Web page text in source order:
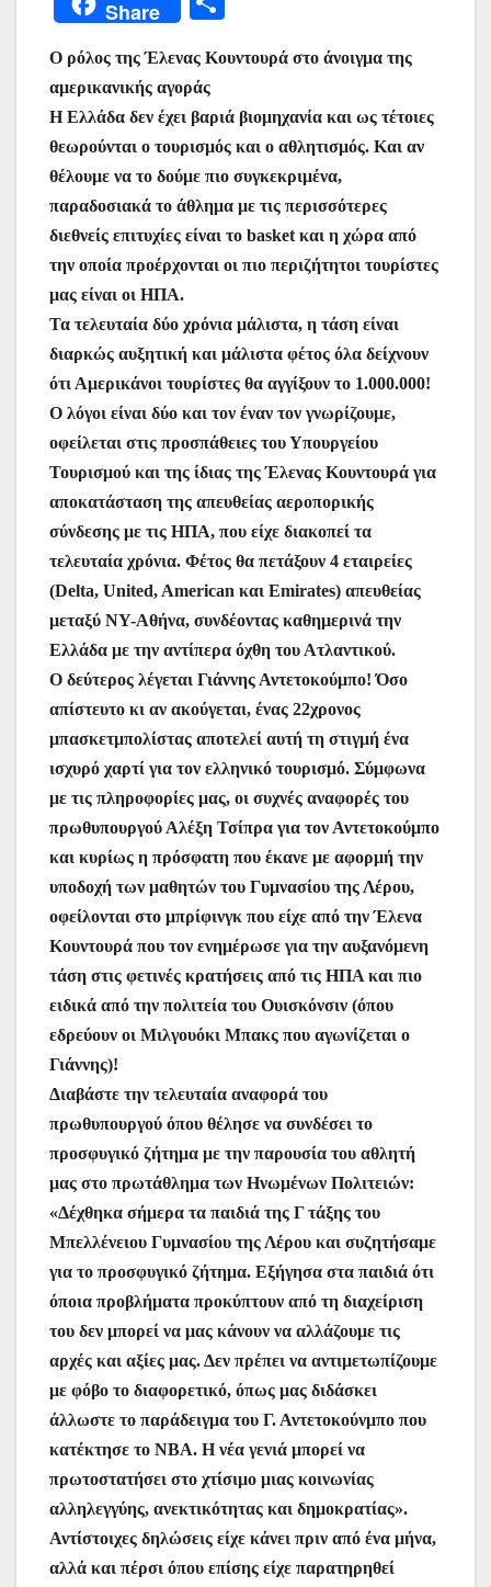
c
e
b
o
o
k
itt
er
at
s
A
p
p
ai
l
e s
e
n
g
er
gr
m
Share
ρ
α
σ
τε
ίτ
ε
Ο ρόλος της Έλενας Κουντουρά στο άνοιγμα της
αμερικανικής αγοράς
Η Ελλάδα δεν έχει βαριά βιομηχανία και ως τέτοιες
θεωρούνται ο τουρισμός και ο αθλητισμός. Και αν
θέλουμε να το δούμε πιο συγκεκριμένα,
παραδοσιακά το άθλημα με τις περισσότερες
διεθνείς επιτυχίες είναι το basket και η χώρα από
την οποία προέρχονται οι πιο περιζήτητοι τουρίστες
μας είναι οι ΗΠΑ.
Τα τελευταία δύο χρόνια μάλιστα, η τάση είναι
διαρκώς αυξητική και μάλιστα φέτος όλα δείχνουν
ότι Αμερικάνοι τουρίστες θα αγγίξουν το 1.000.000!
Ο λόγοι είναι δύο και τον έναν τον γνωρίζουμε,
οφείλεται στις προσπάθειες του Υπουργείου
Τουρισμού και της ίδιας της Έλενας Κουντουρά για
αποκατάσταση της απευθείας αεροπορικής
σύνδεσης με τις ΗΠΑ, που είχε διακοπεί τα
τελευταία χρόνια. Φέτος θα πετάξουν 4 εταιρείες
(Delta, United, American και Emirates) απευθείας
μεταξύ ΝΥ-Αθήνα, συνδέοντας καθημερινά την
Ελλάδα με την αντίπερα όχθη του Ατλαντικού.
Ο δεύτερος λέγεται Γιάννης Αντετοκούμπο! Όσο
απίστευτο κι αν ακούγεται, ένας 22χρονος
μπασκετμπολίστας αποτελεί αυτή τη στιγμή ένα
ισχυρό χαρτί για τον ελληνικό τουρισμό. Σύμφωνα
με τις πληροφορίες μας, οι συχνές αναφορές του
πρωθυπουργού Αλέξη Τσίπρα για τον Αντετοκούμπο
και κυρίως η πρόσφατη που έκανε με αφορμή την
υποδοχή των μαθητών του Γυμνασίου της Λέρου,
οφείλονται στο μπρίφινγκ που είχε από την Έλενα
Κουντουρά που τον ενημέρωσε για την αυξανόμενη
τάση στις φετινές κρατήσεις από τις ΗΠΑ και πιο
ειδικά από την πολιτεία του Ουισκόνσιν (όπου
εδρεύουν οι Μιλγουόκι Μπακς που αγωνίζεται ο
Γιάννης)!
Διαβάστε την τελευταία αναφορά του
πρωθυπουργού όπου θέλησε να συνδέσει το
προσφυγικό ζήτημα με την παρουσία του αθλητή
μας στο πρωτάθλημα των Ηνωμένων Πολιτειών:
«Δέχθηκα σήμερα τα παιδιά της Γ τάξης του
Μπελλένειου Γυμνασίου της Λέρου και συζητήσαμε
για το προσφυγικό ζήτημα. Εξήγησα στα παιδιά ότι
όποια προβλήματα προκύπτουν από τη διαχείριση
του δεν μπορεί να μας κάνουν να αλλάζουμε τις
αρχές και αξίες μας. Δεν πρέπει να αντιμετωπίζουμε
με φόβο το διαφορετικό, όπως μας διδάσκει
άλλωστε το παράδειγμα του Γ. Αντετοκούνμπο που
κατέκτησε το NBA. Η νέα γενιά μπορεί να
πρωτοστατήσει στο χτίσιμο μιας κοινωνίας
αλληλεγγύης, ανεκτικότητας και δημοκρατίας».
Αντίστοιχες δηλώσεις είχε κάνει πριν από ένα μήνα,
αλλά και πέρσι όπου επίσης είχε παρατηρηθεί